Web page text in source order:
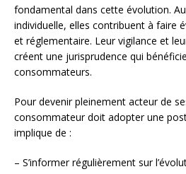
fondamental dans cette évolution.
individuelle, elles contribuent à faire
et réglementaire. Leur vigilance et
créent une jurisprudence qui
consommateurs.
Pour devenir pleinement acteur de
consommateur doit adopter une
implique de :
– S’informer régulièrement sur